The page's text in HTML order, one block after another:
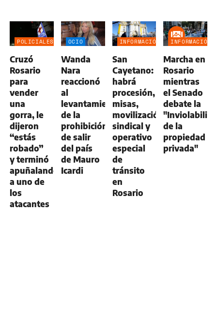
POLICIALES
Cruzó
Rosario
para
vender
una
gorra, le
dijeron
“estás
robado”
y terminó
apuñalando
a uno de
los
atacantes
OCIO
Wanda
Nara
reaccionó
al
levantamiento
de la
prohibición
de salir
del país
de Mauro
Icardi
INFORMACIÓN
San
Cayetano:
habrá
procesión,
misas,
movilización
sindical y
operativo
especial
de
tránsito
en
Rosario
INFORMACIÓN
Marcha en
Rosario
mientras
el Senado
debate la
de la
propiedad
privada"